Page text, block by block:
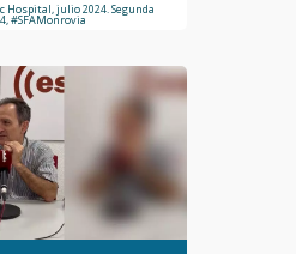
Hospital, julio 2024. Segunda
#SFAMonrovia